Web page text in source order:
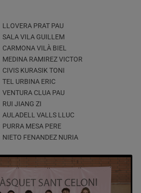
LLOVERA PRAT PAU
SALA VILA GUILLEM
CARMONA VILÀ BIEL
MEDINA RAMIREZVICTOR
CIVIS KURASIK TONI
TEL URBINA ERIC
VENTURA CLUA PAU
RUI JIANG ZI
AULADELL VALLS LLUC
PURRA MESA PERE
NIETO FENANDEZ NURIA